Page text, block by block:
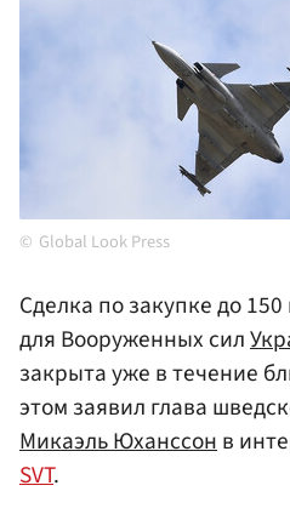
Global Look Press
Сделка по закупке до
для Вооруженных сил
закрыта уже в течение
этом заявил глава
Микаэль Юханссонв
SVT.